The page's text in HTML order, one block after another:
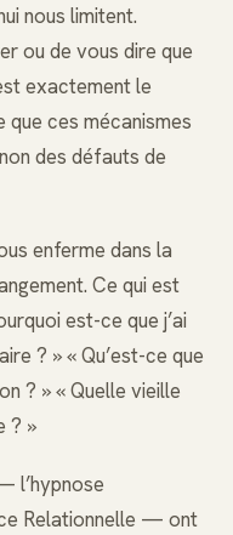
nous limitent.
ou de vous dire que
exactement le
que ces mécanismes
des défauts de
enferme dans la
Ce qui est
est-ce que j’ai
? » « Qu’est-ce que
? » « Quelle vieille
? »
l’hypnose
Relationnelle — ont